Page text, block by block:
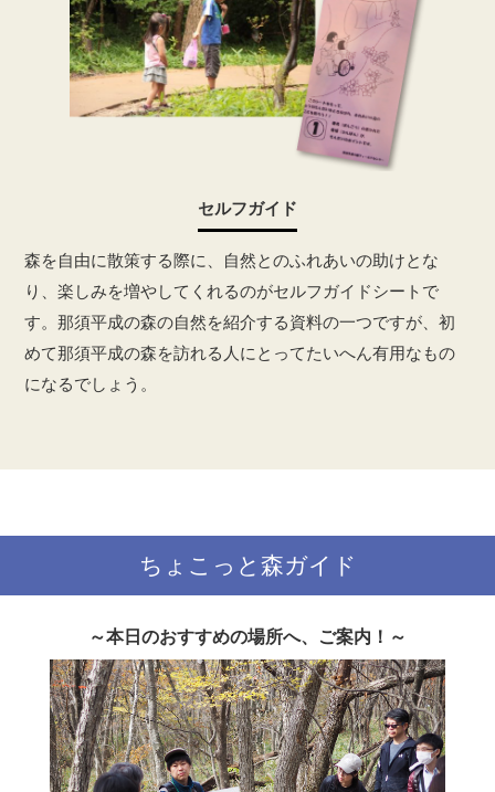
セルフガイド
森を自由に散策する際に、自然とのふれあいの助けとな
り、楽しみを増やしてくれるのがセルフガイドシートで
す。那須平成の森の自然を紹介する資料の一つですが、初
めて那須平成の森を訪れる人にとってたいへん有用なもの
になるでしょう。
ちょこっと森ガイド
～本日のおすすめの場所へ、ご案内！～